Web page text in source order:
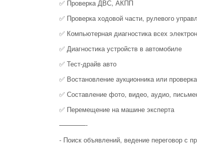
✅ Проверка ДВС, АКПП
✅ Проверка ходовой части, рулевого
✅ Компьютерная диагностика всех
✅ Диагностика устройств в автомобиле
✅ Тест-драйв авто
✅ Востановление аукционника или
✅ Составление фото, видео, аудио,
✅ Перемещение на машине эксперта
————-
- Поиск объявлений, ведение переговор с